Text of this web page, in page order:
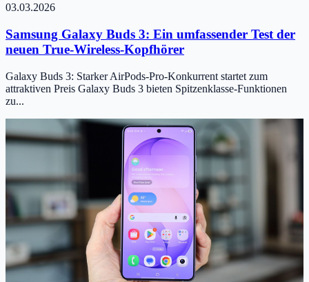
03.03.2026
Samsung Galaxy Buds 3: Ein umfassender Test der
neuen True-Wireless-Kopfhörer
Galaxy Buds 3: Starker AirPods-Pro-Konkurrent startet zum
attraktiven Preis Galaxy Buds 3 bieten Spitzenklasse-Funktionen
zu...